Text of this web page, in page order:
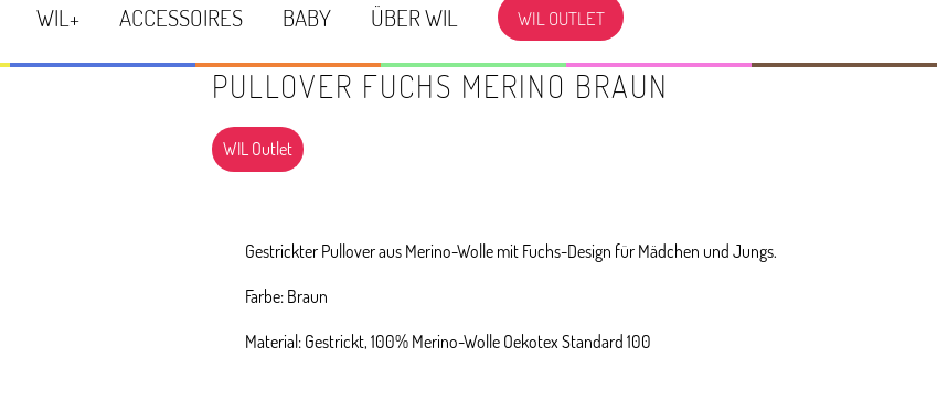
WIL+ ACCESSOIRES BABY ÜBER WIL WIL OUTLET
PULLOVER FUCHS MERINO BRAUN
WIL Outlet
Gestrickter Pullover aus Merino-Wolle mit Fuchs-Design für Mädchen und Jungs.
Farbe: Braun
Material: Gestrickt, 100% Merino-Wolle Oekotex Standard 100